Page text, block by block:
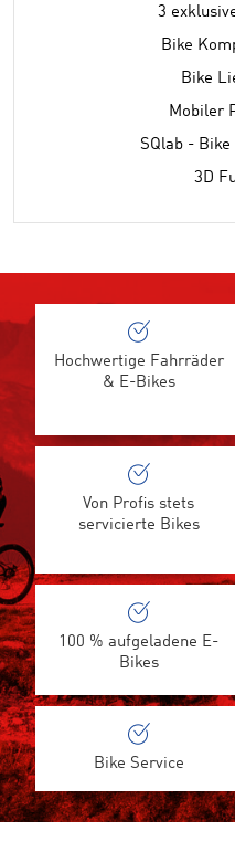
3
Bike
Bike
Mobiler
SQlab - Bike
3D
Hochwertige Fahrräder
& E-Bikes
Von Profis stets
servicierte Bikes
100 % aufgeladene E-
Bikes
Bike Service